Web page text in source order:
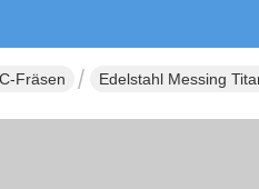
Fräsen Edelstahl Messing